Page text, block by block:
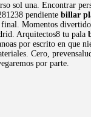
una. Encontrar
pendiente billar
Momentos
Arquitectos8 tu pala
por escrito en
Cero,
por parte.